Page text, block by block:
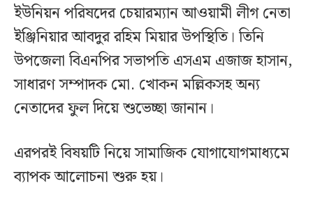
ইউনিয়ন পরিষদের চেয়ারম্যান আওয়ামী লীগ নেতা
ইঞ্জিনিয়ার আবদুর রহিম মিয়ার উপস্থিতি। তিনি
উপজেলা বিএনপির সভাপতি এসএম এজাজ হাসান,
সাধারণ সম্পাদক মো. খোকন মল্লিকসহ অন্য
নেতাদের ফুল দিয়ে শুভেচ্ছা জানান।
এরপরই বিষয়টি নিয়ে সামাজিক যোগাযোগমাধ্যমে
ব্যাপক আলোচনা শুরু হয়।